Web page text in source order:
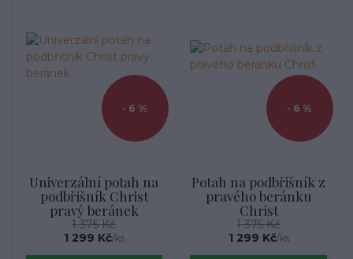
- 6 %
Univerzální potah na
podbřišník Christ
pravý beránek
1 375 Kč
1 299 Kč/ks
- 6 %
Potah na podbřišník z
pravého beránku
Christ
1 375 Kč
1 299 Kč/ks